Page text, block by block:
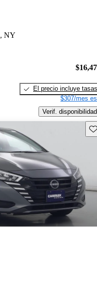
NY
El precio incluye tasas
$307/mes
Verif. disponibilidad